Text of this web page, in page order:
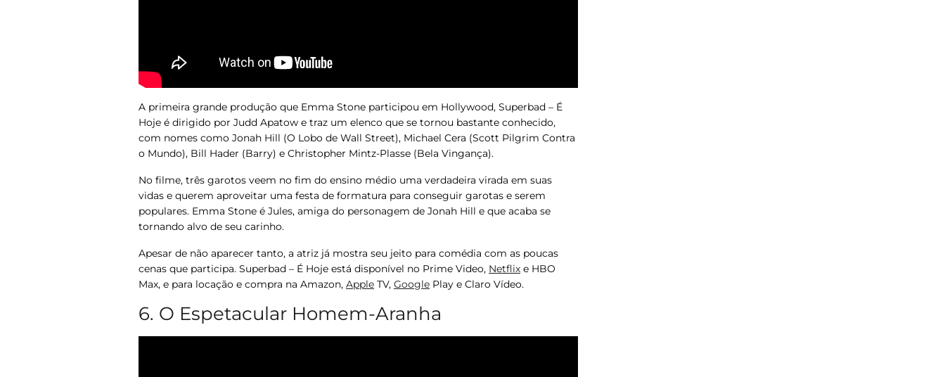
A primeira grande produção que Emma Stone participou em Hollywood, Superbad – É
Hoje é dirigido por Judd Apatow e traz um elenco que se tornou bastante conhecido,
com nomes como Jonah Hill (O Lobo de Wall Street), Michael Cera (Scott Pilgrim Contra
o Mundo), Bill Hader (Barry) e Christopher Mintz-Plasse (Bela Vingança).
No filme, três garotos veem no fim do ensino médio uma verdadeira virada em suas
vidas e querem aproveitar uma festa de formatura para conseguir garotas e serem
populares. Emma Stone é Jules, amiga do personagem de Jonah Hill e que acaba se
tornando alvo de seu carinho.
Apesar de não aparecer tanto, a atriz já mostra seu jeito para comédia com as poucas
cenas que participa. Superbad – É Hoje está disponível no Prime Video, Netflix e HBO
Max, e para locação e compra na Amazon, Apple TV, Google Play e Claro Vídeo.
6. O Espetacular Homem-Aranha